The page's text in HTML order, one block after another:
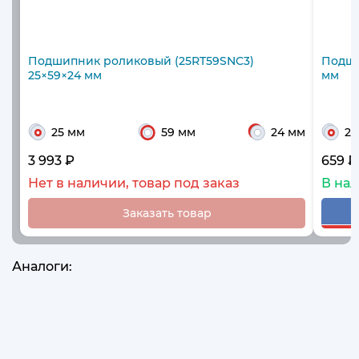
Подшипник роликовый (25RT59SNC3)
25×59×24 мм
25 мм 59 мм 24 мм
3 993 ₽
Нет в наличии, товар под заказ
Заказать товар
мм
659 ₽
В
Аналоги: